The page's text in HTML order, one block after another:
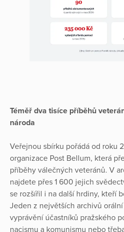
Téměř dva tisíce příběhů
národa
Veřejnou sbírku pořádá od roku
organizace Post Bellum, která
příběhy válečných veteránů. V
najdete přes 1 600 jejich
se rozšířil i na další hrdiny, kteří
Jeden z největších archivů
vyprávění účastníků pražského
nacismu a komunismu nebo